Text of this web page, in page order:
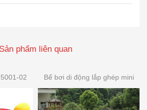
Sản phẩm liên quan
02 Bể bơi di động lắp ghép mini